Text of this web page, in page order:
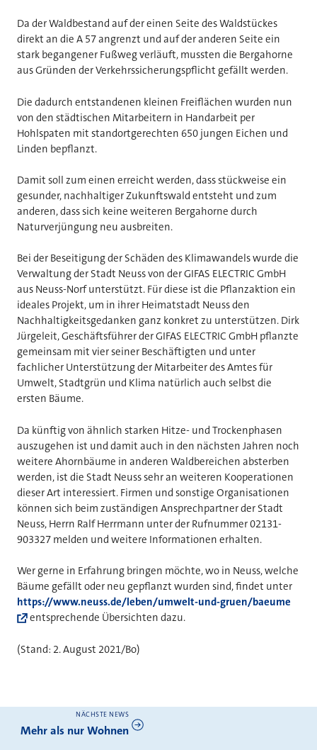
Da der Waldbestand auf der einen Seite des Waldstückes
direkt an die A 57 angrenzt und auf der anderen Seite ein
stark begangener Fußweg verläuft, mussten die Bergahorne
aus Gründen der Verkehrssicherungspflicht gefällt werden.
Die dadurch entstandenen kleinen Freiflächen wurden nun
von den städtischen Mitarbeitern in Handarbeit per
Hohlspaten mit standortgerechten 650 jungen Eichen und
Linden bepflanzt.
Damit soll zum einen erreicht werden, dass stückweise ein
gesunder, nachhaltiger Zukunftswald entsteht und zum
anderen, dass sich keine weiteren Bergahorne durch
Naturverjüngung neu ausbreiten.
Bei der Beseitigung der Schäden des Klimawandels wurde die
Verwaltung der Stadt Neuss von der GIFAS ELECTRIC GmbH
aus Neuss-Norf unterstützt. Für diese ist die Pflanzaktion ein
ideales Projekt, um in ihrer Heimatstadt Neuss den
Nachhaltigkeitsgedanken ganz konkret zu unterstützen. Dirk
Jürgeleit, Geschäftsführer der GIFAS ELECTRIC GmbH pflanzte
gemeinsam mit vier seiner Beschäftigten und unter
fachlicher Unterstützung der Mitarbeiter des Amtes für
Umwelt, Stadtgrün und Klima natürlich auch selbst die
ersten Bäume.
Da künftig von ähnlich starken Hitze- und Trockenphasen
auszugehen ist und damit auch in den nächsten Jahren noch
weitere Ahornbäume in anderen Waldbereichen absterben
werden, ist die Stadt Neuss sehr an weiteren Kooperationen
dieser Art interessiert. Firmen und sonstige Organisationen
können sich beim zuständigen Ansprechpartner der Stadt
Neuss, Herrn Ralf Herrmann unter der Rufnummer 02131-
903327 melden und weitere Informationen erhalten.
Wer gerne in Erfahrung bringen möchte,wo in Neuss, welche
Bäume gefällt oder neu gepflanzt wurden sind, findet unter
https://www.neuss.de/leben/umwelt-und-gruen/baeume
entsprechende Übersichten dazu.
(Stand: 2. August 2021/Bo)
Weitere News
NÄCHSTE NEWS
Mehr als nur Wohnen